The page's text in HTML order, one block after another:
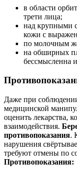
в области
трети лица;
над крупными
кожи с
по молочным
на обширных
бессмысленна
Даже при
медицинской
оценить лекарства,
взаимодействия.
противопоказания.
нарушения
требуют отмены по
Противопоказания: